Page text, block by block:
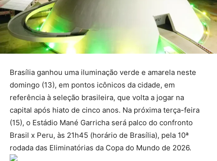
Brasília ganhou uma iluminação verde e amarela neste
domingo (13), em pontos icônicos da cidade, em
referência à seleção brasileira, que volta a jogar na
capital após hiato de cinco anos. Na próxima terça-feira
(15), o Estádio Mané Garricha será palco do confronto
Brasil x Peru, às 21h45 (horário de Brasília), pela 10ª
rodada das Eliminatórias da Copa do Mundo de 2026.